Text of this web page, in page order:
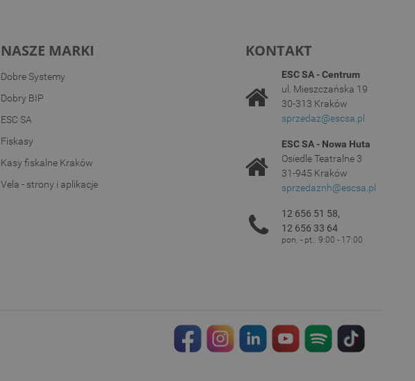
NASZE MARKI
Dobre Systemy
Dobry BIP
ESC SA
Fiskasy
Kasy fiskalne Kraków
Vela - strony i aplikacje
KONTAKT
ESC SA - Centrum
ul. Mieszczańska 19
30-313 Kraków
sprzedaz@escsa.pl
ESC SA - Nowa Huta
Osiedle Teatralne 3
31-945 Kraków
sprzedaznh@escsa.pl
12 656 51 58,
12 656 33 64
pon. - pt.: 9:00 - 17:00